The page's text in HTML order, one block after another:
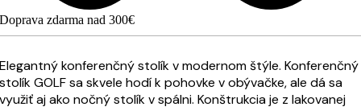
Doprava zdarma nad 300€
Elegantný konferenčný stolík v modernom štýle. Konferenčný
stolík GOLF sa skvele hodí k pohovke v obývačke, ale dá sa
využiť aj ako nočný stolík v spálni. Konštrukcia je z lakovanej